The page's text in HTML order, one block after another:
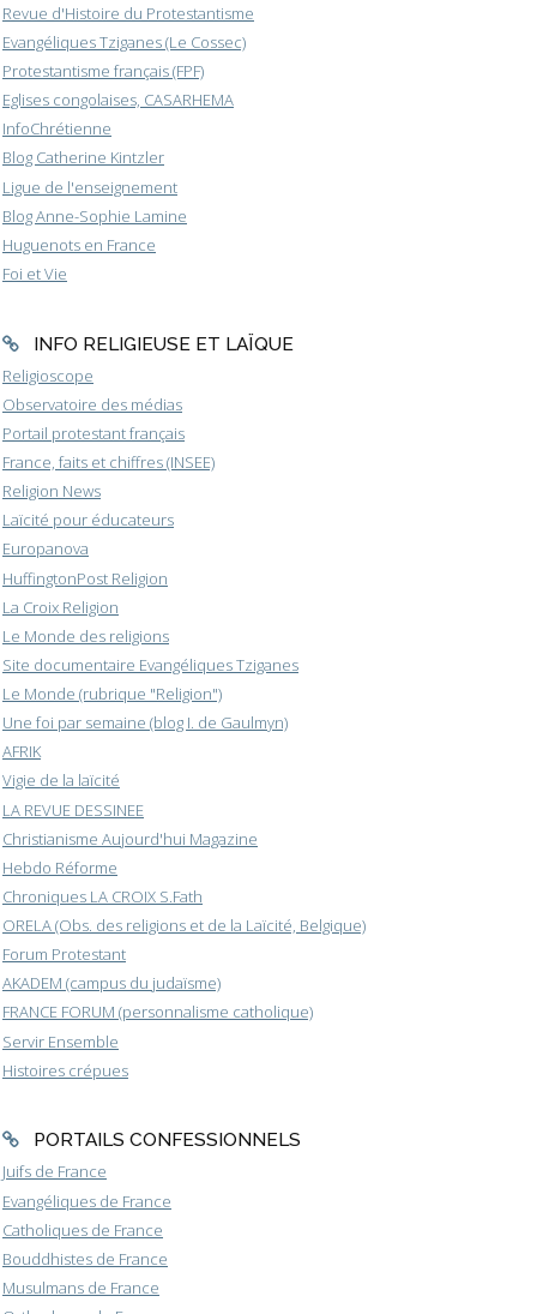
Revue d'Histoire du Protestantisme
Evangéliques Tziganes (Le Cossec)
Protestantisme français (FPF)
Eglises congolaises, CASARHEMA
InfoChrétienne
Blog Catherine Kintzler
Ligue de l'enseignement
Blog Anne-Sophie Lamine
Huguenots en France
Foi et Vie
INFO RELIGIEUSE ET LAÏQUE
Religioscope
Observatoire des médias
Portail protestant français
France, faits et chiffres (INSEE)
Religion News
Laïcité pour éducateurs
Europanova
HuffingtonPost Religion
La Croix Religion
Le Monde des religions
Site documentaire Evangéliques Tziganes
Le Monde (rubrique "Religion")
Une foi par semaine (blog I. de Gaulmyn)
AFRIK
Vigie de la laïcité
LA REVUE DESSINEE
Christianisme Aujourd'hui Magazine
Hebdo Réforme
Chroniques LA CROIX S.Fath
ORELA (Obs. des religions et de la Laïcité, Belgique)
Forum Protestant
AKADEM (campus du judaïsme)
FRANCE FORUM (personnalisme catholique)
Servir Ensemble
Histoires crépues
PORTAILS CONFESSIONNELS
Juifs de France
Evangéliques de France
Catholiques de France
Bouddhistes de France
Musulmans de France